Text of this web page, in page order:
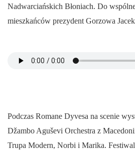
Nadwarciańskich Błoniach. Do
mieszkańców prezydent Gorzowa
Podczas Romane Dyvesa na scenie
Džambo Aguševi Orchestra z
Trupa Modern, Norbi i Marika.